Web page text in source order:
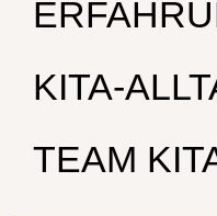
KITA-
TEAM